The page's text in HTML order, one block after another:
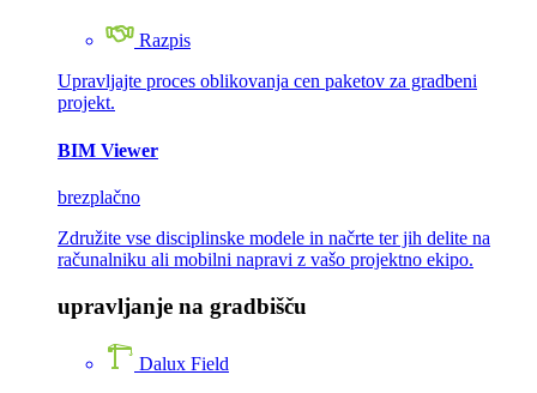
Razpis
Upravljajte proces oblikovanja cen paketov za gradbeni
projekt.
BIM Viewer
brezplačno
Združite vse disciplinske modele in načrte ter jih delite na
računalniku ali mobilni napravi z vašo projektno ekipo.
upravljanje na gradbišču
Dalux Field